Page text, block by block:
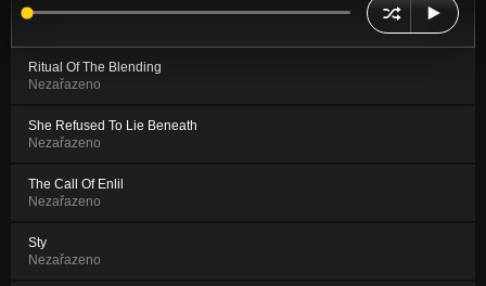
Ritual Of The Blending
Nezařazeno
She Refused To Lie Beneath
Nezařazeno
The Call Of Enlil
Nezařazeno
Sty
Nezařazeno